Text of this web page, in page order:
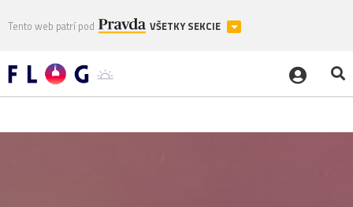
Tento web patrí pod VŠETKY SEKCIE